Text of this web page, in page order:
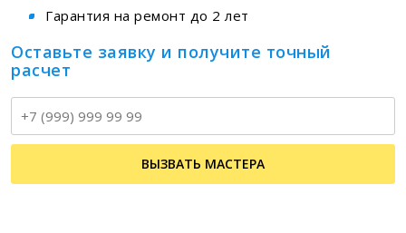
Гарантия на ремонт до 2 лет
Оставьте заявку и получите точный
расчет
ВЫЗВАТЬ МАСТЕРА